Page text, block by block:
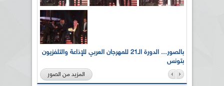
بالصور... الدورة الـ21 للمهرجان العربي للإذاعة والتلفزيون
بتونس
المزيد من الصور